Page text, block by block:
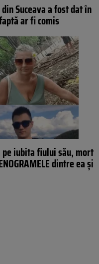
Suceava a fost dat în
ar fi comis
pe iubita fiului său, mort
dintre ea și